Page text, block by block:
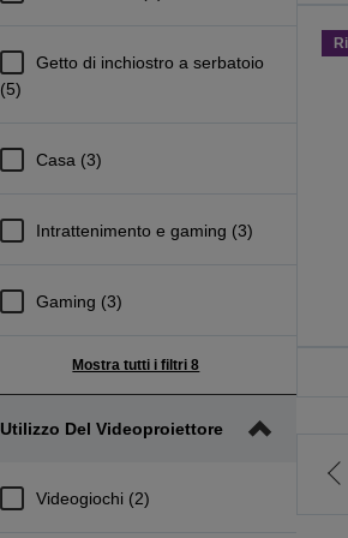
Getto di inchiostro a serbatoio
(5)
Casa (3)
Intrattenimento e gaming (3)
Gaming (3)
Mostra tutti i filtri 8
Utilizzo Del Videoproiettore
Videogiochi (2)